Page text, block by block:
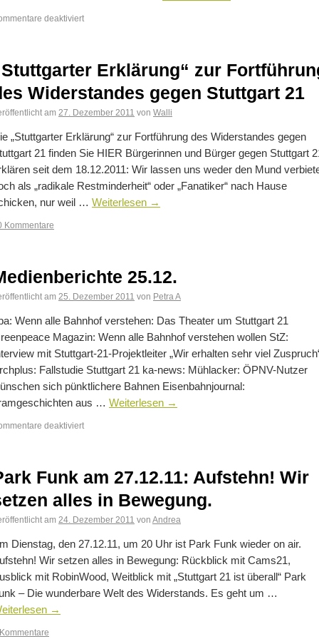
deaktiviert
Erklärung“ zur
Widerstandes gegen Stuttgart 21
am 27. Dezember 2011 von Walli
„Stuttgarter Erklärung“ zur Fortführung des Widerstandes gegen
21 finden Sie HIER Bürgerinnen und Bürger gegen Stuttgart
seit dem 18.12.2011: Wir lassen uns weder den Mund
als „radikale Restminderheit“ oder „Fanatiker“ nach Hause
nur weil … Weiterlesen →
Kommentare
25.12.
am 25. Dezember 2011 von Petra A
Wenn alle Bahnhof verstehen: Das Theater um Stuttgart 21
Magazin: Wenn alle Bahnhof verstehen wollen StZ:
mit Stuttgart-21-Projektleiter „Wir erhalten sehr viel
Fallstudie Stuttgart 21 ka-news: Mühlacker: ÖPNV-Nutzer
sich pünktlichere Bahnen Eisenbahnjournal:
aus … Weiterlesen →
deaktiviert
Funk am 27.12.11: Aufstehn! Wir
alles in Bewegung.
am 24. Dezember 2011 von Andrea
Dienstag, den 27.12.11, um 20 Uhr ist Park Funk wieder on air.
Wir setzen alles in Bewegung: Rückblick mit Cams21,
mit RobinWood, Weitblick mit „Stuttgart 21 ist überall“ Park
– Die wunderbare Welt des Widerstands. Es geht um …
→